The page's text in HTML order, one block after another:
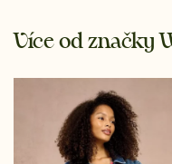
Více od značky